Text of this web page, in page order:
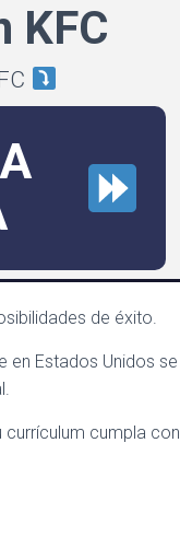
KFC
de éxito.
en Estados Unidos se
currículum cumpla con